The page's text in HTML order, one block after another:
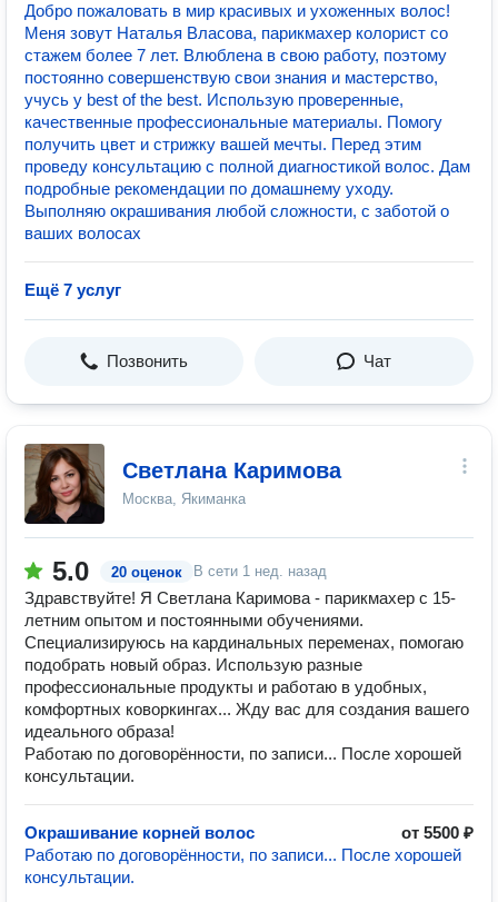
Добро пожаловать в мир красивых и ухоженных волос!
Меня зовут Наталья Власова, парикмахер колорист со
стажем более 7 лет. Влюблена в свою работу, поэтому
постоянно совершенствую свои знания и мастерство,
учусь у best of the best. Использую проверенные,
качественные профессиональные материалы. Помогу
получить цвет и стрижку вашей мечты. Перед этим
проведу консультацию с полной диагностикой волос. Дам
подробные рекомендации по домашнему уходу.
Выполняю окрашивания любой сложности, с заботой о
ваших волосах
Ещё 7 услуг
Позвонить Чат
Светлана Каримова
Москва, Якиманка
5.0 20 оценок В сети 1 нед. назад
Здравствуйте! Я Светлана Каримова - парикмахер с 15-
летним опытом и постоянными обучениями.
Специализируюсь на кардинальных переменах, помогаю
подобрать новый образ. Использую разные
профессиональные продукты и работаю в удобных,
комфортных коворкингах... Жду вас для создания вашего
идеального образа!
Работаю по договорённости, по записи... После хорошей
консультации.
Окрашивание корней волос
от 5500 ₽
Работаю по договорённости, по записи... После хорошей
консультации.